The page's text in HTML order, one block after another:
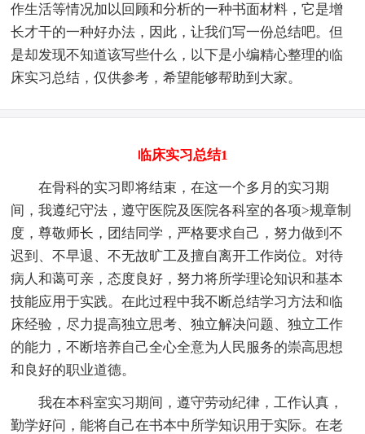
作生活等情况加以回顾和分析的一种书面材料，它是增
长才干的一种好办法，因此，让我们写一份总结吧。但
是却发现不知道该写些什么，以下是小编精心整理的临
床实习总结，仅供参考，希望能够帮助到大家。
临床实习总结1
在骨科的实习即将结束，在这一个多月的实习期
间，我遵纪守法，遵守医院及医院各科室的各项>规章制
度，尊敬师长，团结同学，严格要求自己，努力做到不
迟到、不早退、不无故旷工及擅自离开工作岗位。对待
病人和蔼可亲，态度良好，努力将所学理论知识和基本
技能应用于实践。在此过程中我不断总结学习方法和临
床经验，尽力提高独立思考、独立解决问题、独立工作
的能力，不断培养自己全心全意为人民服务的崇高思想
和良好的职业道德。
我在本科室实习期间，遵守劳动纪律，工作认真，
勤学好问，能将自己在书本中所学知识用于实际。在老